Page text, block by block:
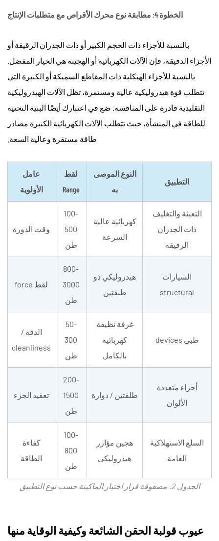
الخطوة 4: مطابقة نوع محرك الأقراص مع متطلبات الإنتاج
بالنسبة للأجزاء ذات الحجم الكبير أو ذات الجدران الرقيقة أو
الأجزاء الدقيقة، فإن الآلات الكهربائية أو الهجينة هي الخيار المفضل.
بالنسبة للأجزاء الهيكلية ذات المقاطع السميكة أو الكبيرة التي
تتطلب قوة هيدروليكية عالية ومستمرة، تظل الآلات الهيدروليكية
التقليدية قادرة على المنافسة. ضع في اعتبارك أيضًا البنية التحتية
للطاقة في المنشأة، حيث تتطلب الآلات الكهربائية الكبيرة مصادر
طاقة مستقرة وعالية السعة.
الجدول 2: مصفوفة قرار اختيار الماكينة حسب نوع التطبيق
التطبيق
النوع الموصى
به
لقط
Range
عامل
الأولوية
التعبئة والتغليف
ذات الجدران
الرقيقة
كهربائية عالية
السرعة
100-
500
طن
وقت الدورة
السيارات
structural
هيدروليكي ذو
طبقتين
800-
3000
طن
لقط force
طبي devices
غرفة نظيفة
كهربائية
بالكامل
50-
300
طن
الدقة /
cleanliness
أجزاء متعددة
الألوان
طلقتين / دوارة
200-
1500
طن
تعقيد الجزء
السلع الاستهلاكية
العامة
هجين مؤازر
هيدروليكي
100-
800
طن
كفاءة
الطاقة
عيوب قولبة الحقن الشائعة وكيفية الوقاية منها